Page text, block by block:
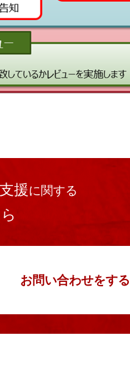
援に関する
お問い合わせをする